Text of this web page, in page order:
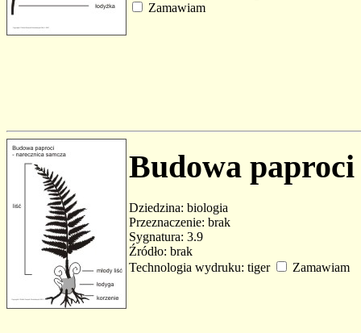
Zamawiam
Budowa paproci
Dziedzina: biologia
Przeznaczenie: brak
Sygnatura: 3.9
Źródło: brak
Technologia wydruku: tiger
Zamawiam